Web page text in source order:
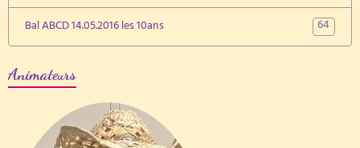
Bal ABCD 14.05.2016 les 10ans
64
Animateurs